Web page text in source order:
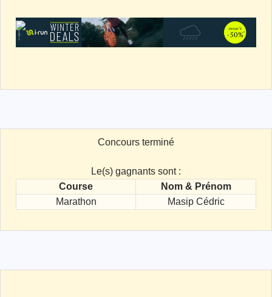
Concours terminé
Le(s) gagnants sont :
Course
Nom & Prénom
Marathon
Masip Cédric